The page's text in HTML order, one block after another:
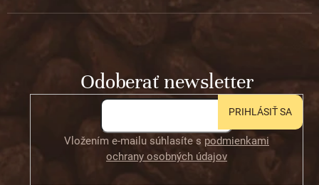
Odoberať newsletter
Vložením e-mailu súhlasíte s podmienkami
ochrany osobných údajov
PRIHLÁSIŤ SA